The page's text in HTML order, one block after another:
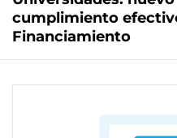
cumplimiento
Financiamiento